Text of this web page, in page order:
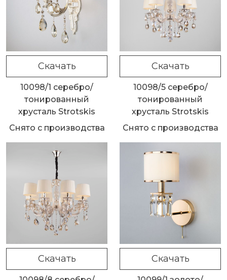
Скачать
10098/1 серебро/
тонированный
хрусталь Strotskis
Снято с производства
Скачать
10098/5 серебро/
тонированный
хрусталь Strotskis
Снято с производства
Скачать Скачать